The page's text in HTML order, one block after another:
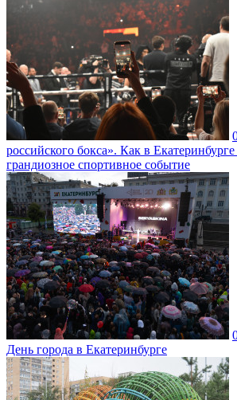
российского бокса». Как в
грандиозное спортивное событие
День города в Екатеринбурге